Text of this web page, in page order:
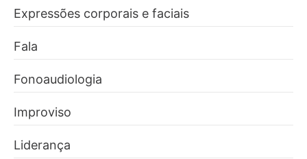
Expressões corporais e faciais
Fala
Fonoaudiologia
Improviso
Liderança